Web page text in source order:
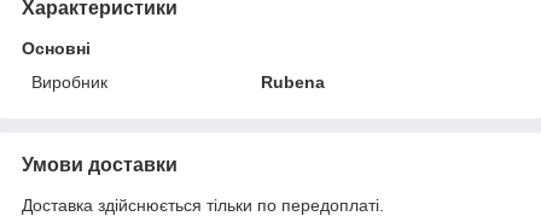
Характеристики
Основні
Виробник
Rubena
Умови доставки
Доставка здійснюється тільки по передоплаті.